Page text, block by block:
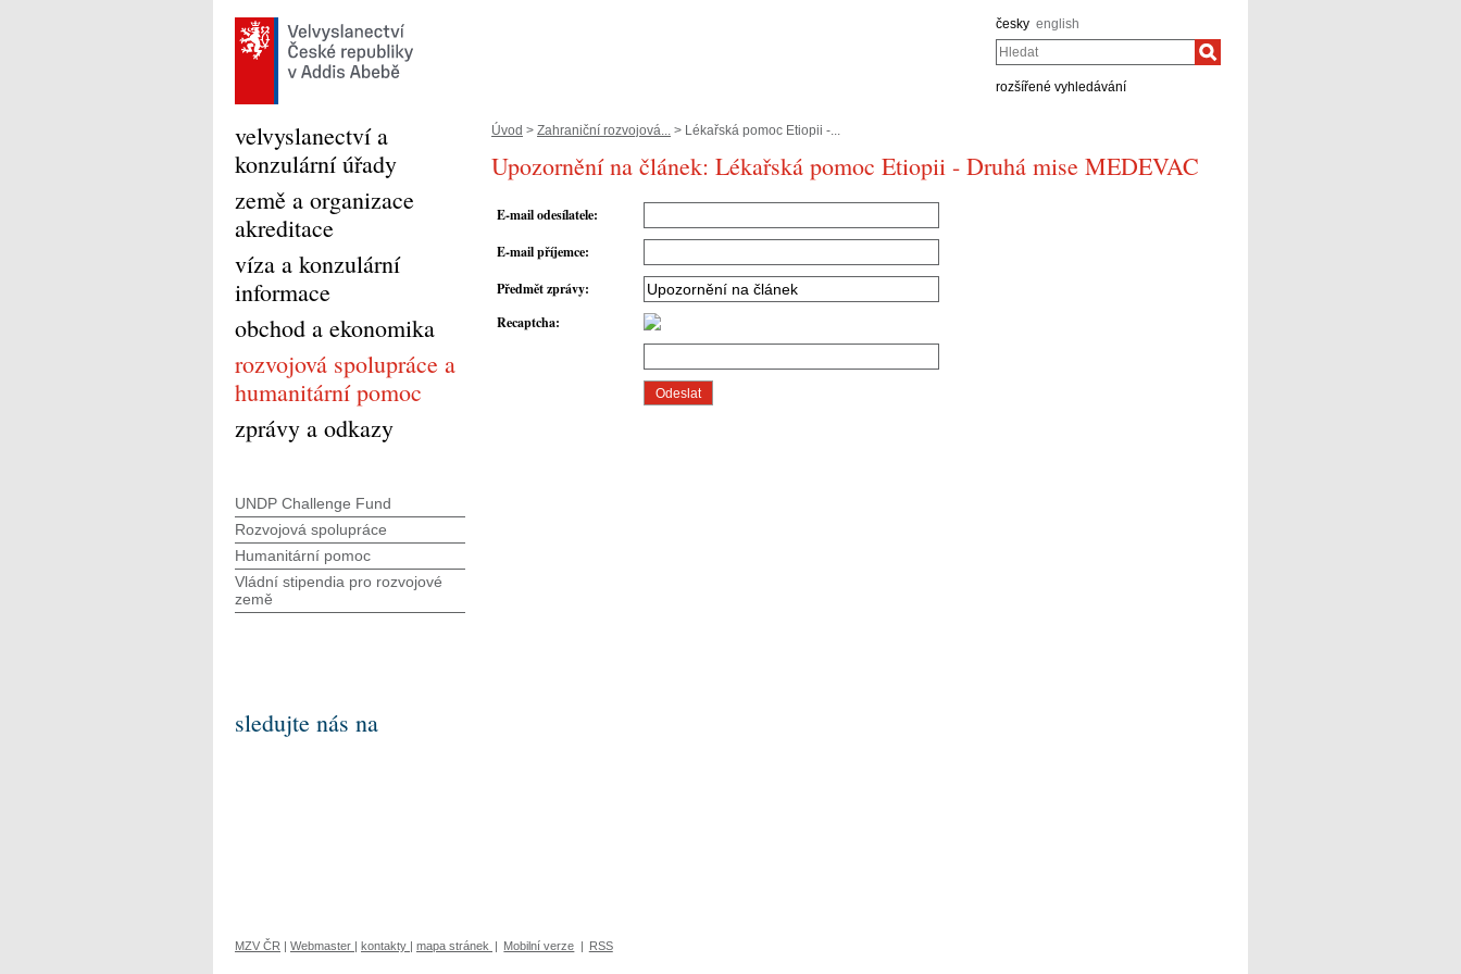
česky english
Hledat
rozšířené vyhledávání
Úvod > Zahraniční rozvojová... > Lékařská pomoc Etiopii -...
Upozornění na článek: Lékařská pomoc Etiopii - Druhá mise MEDEVAC
E-mail odesílatele:
E-mail příjemce:
Předmět zprávy:
Recaptcha:
velvyslanectví a
konzulární úřady
země a organizace
akreditace
víza a konzulární
informace
obchod a ekonomika
rozvojová spolupráce a
humanitární pomoc
zprávy a odkazy
UNDP Challenge Fund
Rozvojová spolupráce
Humanitární pomoc
Vládní stipendia pro rozvojové
země
sledujte nás na
MZV ČR | Webmaster | kontakty | mapa stránek | Mobilní verze | RSS